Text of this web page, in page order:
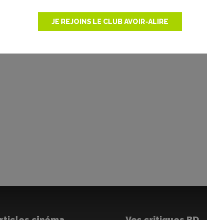
JE REJOINS LE CLUB AVOIR-ALIRE